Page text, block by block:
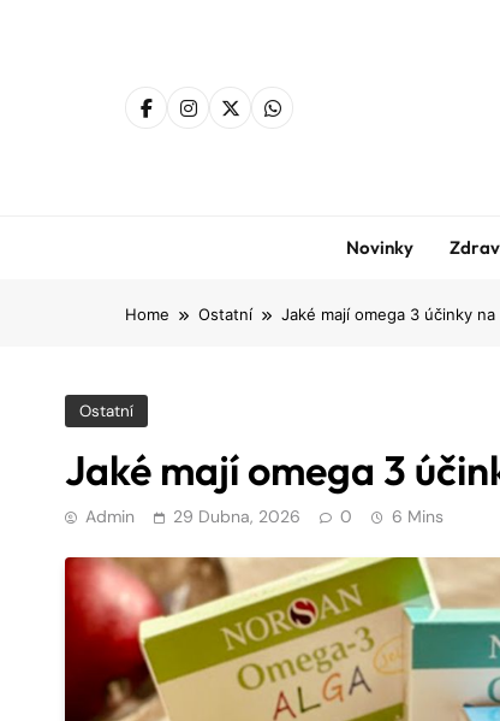
Novinky
Home Ostatní Jaké mají omega 3 účinky
Ostatní
Jaké mají omega 3
Admin 29 Dubna, 2026 0 6 Mins